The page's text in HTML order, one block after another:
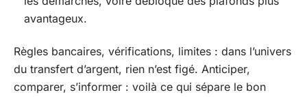
avantageux.
Règles bancaires, vérifications, limites : dans l’univers
du transfert d’argent, rien n’est figé. Anticiper,
comparer, s’informer : voilà ce qui sépare le bon